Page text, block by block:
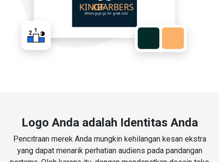
Logo Anda adalah Identitas Anda
Pencitraan merek Anda mungkin kehilangan kesan ekstra
yang dapat menarik perhatian audiens pada pandangan